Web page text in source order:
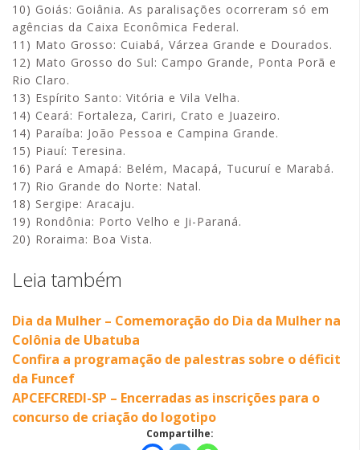
10) Goiás: Goiânia. As paralisações ocorreram só em
agências da Caixa Econômica Federal.
11) Mato Grosso: Cuiabá, Várzea Grande e Dourados.
12) Mato Grosso do Sul: Campo Grande, Ponta Porã e
Rio Claro.
13) Espírito Santo: Vitória e Vila Velha.
14) Ceará: Fortaleza, Cariri, Crato e Juazeiro.
14) Paraíba: João Pessoa e Campina Grande.
15) Piauí: Teresina.
16) Pará e Amapá: Belém, Macapá, Tucuruí e Marabá.
17) Rio Grande do Norte: Natal.
18) Sergipe: Aracaju.
19) Rondônia: Porto Velho e Ji-Paraná.
20) Roraima: Boa Vista.
Leia também
Dia da Mulher – Comemoração do Dia da Mulher na
Colônia de Ubatuba
Confira a programação de palestras sobre o déficit
da Funcef
APCEFCREDI-SP – Encerradas as inscrições para o
concurso de criação do logotipo
Compartilhe: